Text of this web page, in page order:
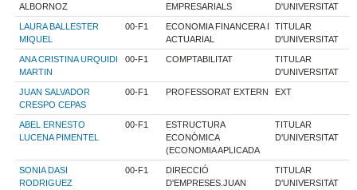
ALBORNOZ
EMPRESARIALS
D'UNIVERSITAT
LAURA BALLESTER
MIQUEL
00-F1
ECONOMIA FINANCERA I
ACTUARIAL
TITULAR
D'UNIVERSITAT
ANA CRISTINA URQUIDI
MARTIN
00-F1 COMPTABILITAT
TITULAR
D'UNIVERSITAT
JUAN SALVADOR
CRESPO CEPAS
00-F1 PROFESSORAT EXTERN EXT
ABEL ERNESTO
LUCENA PIMENTEL
00-F1
ESTRUCTURA
ECONÒMICA
(ECONOMIA APLICADA
TITULAR
D'UNIVERSITAT
SONIA DASI
RODRIGUEZ
00-F1
DIRECCIÓ
D'EMPRESES.JUAN
TITULAR
D'UNIVERSITAT